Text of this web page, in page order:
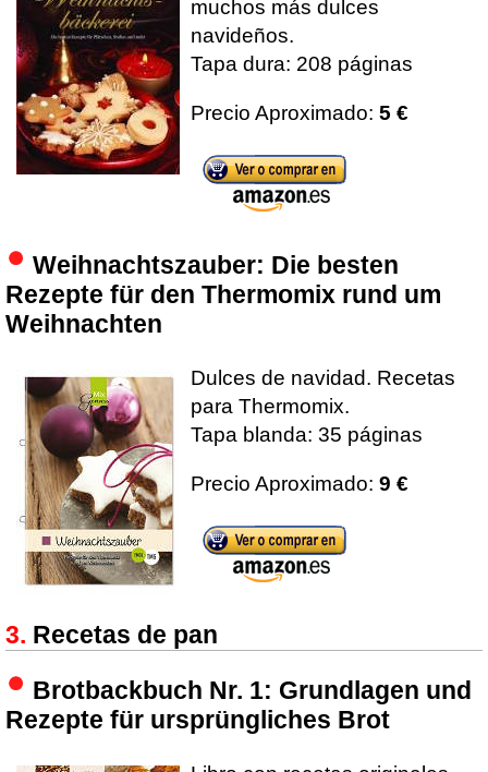
muchos más dulces
navideños.
Tapa dura: 208 páginas
Precio Aproximado: 5 €
Weihnachtszauber: Die besten
Rezepte für den Thermomix rund um
Weihnachten
Dulces de navidad. Recetas
para Thermomix.
Tapa blanda: 35 páginas
Precio Aproximado: 9 €
Recetas de pan
Brotbackbuch Nr. 1: Grundlagen und
Rezepte für ursprüngliches Brot